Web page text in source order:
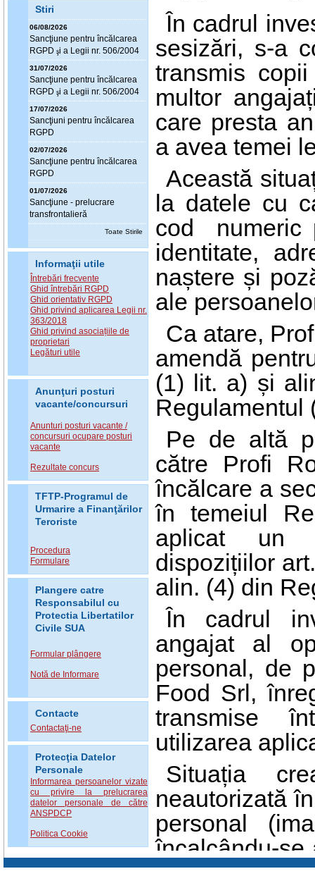
Stiri
06/08/2026
Sancţiune pentru încălcarea
RGPD şi a Legii nr. 506/2004
31/07/2026
Sancţiune pentru încălcarea
RGPD şi a Legii nr. 506/2004
17/07/2026
Sancţiuni pentru încălcarea
RGPD
02/07/2026
Sancţiune pentru încălcarea
RGPD
01/07/2026
Sancţiune - prelucrare
transfrontalieră
Toate Stirile
Informaţii utile
Întrebări frecvente
Ghid întrebări RGPD
Ghid orientativ RGPD
Ghid privind aplicarea Legii nr.
363/2018
Ghid privind asociațiile de
proprietari
Legături utile
Anunţuri posturi
vacante/concursuri
Anunturi posturi vacante /
concursuri ocupare posturi
vacante
Rezultate concurs
TFTP-Programul de
Urmarire a Finanţărilor
Teroriste
Procedura
Formulare
Plangere catre
Responsabilul cu
Protectia Libertatilor
Civile SUA
Formular plângere
Notă de Informare
Contacte
Contactaţi-ne
Protecţia Datelor
Personale
Informarea persoanelor vizate
cu privire la prelucrarea
datelor personale de către
ANSPDCP
Politica Cookie
În cadrul
sesizări, s-a
transmis
multor
care presta
a avea temei
Această
la datele cu
cod numeric
identitate,
naștere și
ale
Ca atare,
amendă
(1) lit. a) și
Regulamentul
Pe de altă
către Profi
încălcare a
în temeiul
aplicat un
dispozițiilor
alin. (4) din
În cadrul
angajat al
personal, de
Food Srl,
transmise
utilizarea
Situația
neautorizată
personal
încalcându-se